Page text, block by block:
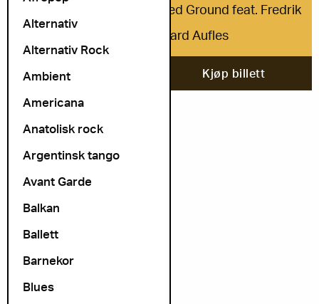
Alternativ
Alternativ Rock
Ambient
Americana
Anatolisk rock
Argentinsk tango
Avant Garde
Balkan
Ballett
Barnekor
Blues
Thomas Strønen’s Extended Ground feat. Fredrik
Høyer og Håvard Aufles
28. august Kjøp billett